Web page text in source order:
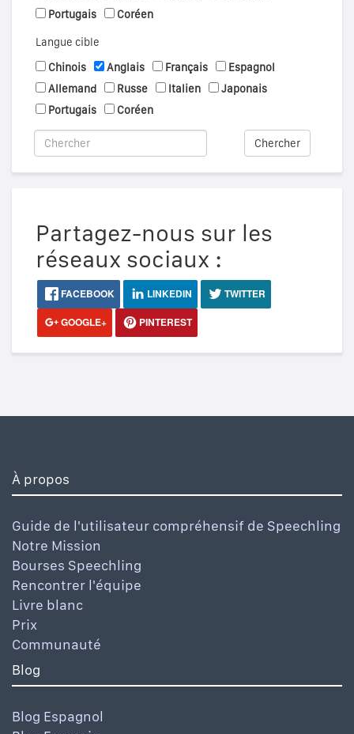
Portugais
Coréen
Langue cible
Chinois
Anglais Français
Espagnol
Allemand
Russe Italien
Japonais
Portugais
Coréen
Chercher
Partagez-nous sur les
réseaux sociaux :
FACEBOOK LINKEDIN
TWITTER
GOOGLE+
PINTEREST
À propos
Guide de l'utilisateur compréhensif de Speechling
Notre Mission
Bourses Speechling
Rencontrer l'équipe
Livre blanc
Prix
Communauté
Blog
Blog Espagnol